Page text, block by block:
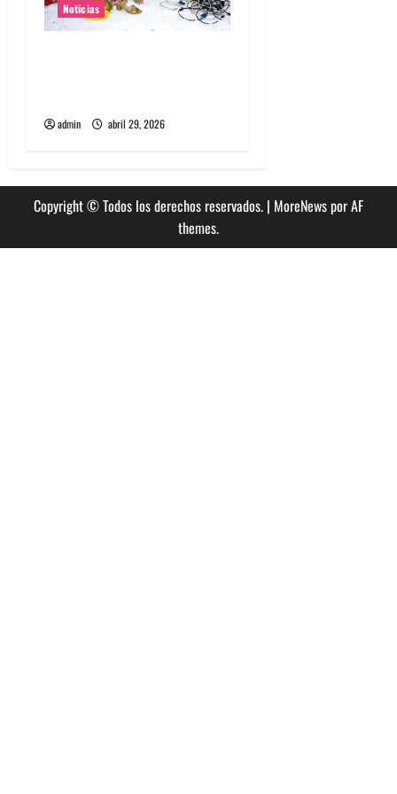
Noticias
admin abril 29, 2026
Copyright © Todos los derechos reservados. | MoreNewspor AF
themes.